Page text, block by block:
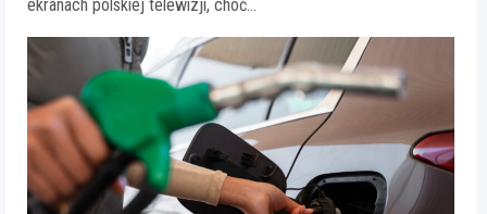
ekranach polskiej telewizji, choć…